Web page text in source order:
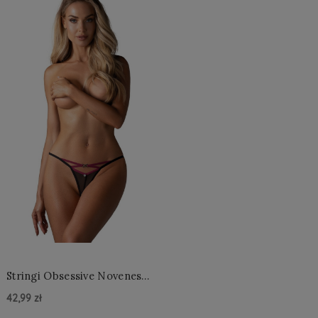
Stringi Obsessive Novenes
2XL
42,99 zł